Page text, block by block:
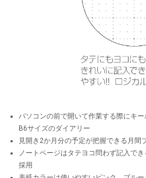
パソコンの前で開いて作業する際にキ
B6サイズのダイアリー
見開き2か月分の予定が把握できる月間
ノートページはタテヨコ問わず記入で
採用